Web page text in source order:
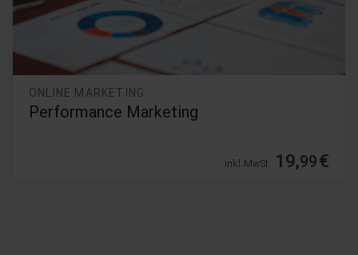
ONLINE MARKETING
Performance Marketing
inkl. MwSt. 19,99€